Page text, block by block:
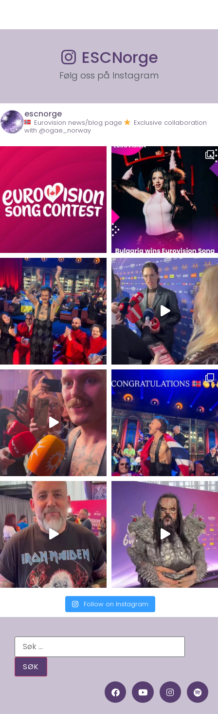
ESCNorge
Følg oss på Instagram
escnorge
Eurovision news/blog page
Exclusive collaboration
with @ogae_norway
Follow on Instagram